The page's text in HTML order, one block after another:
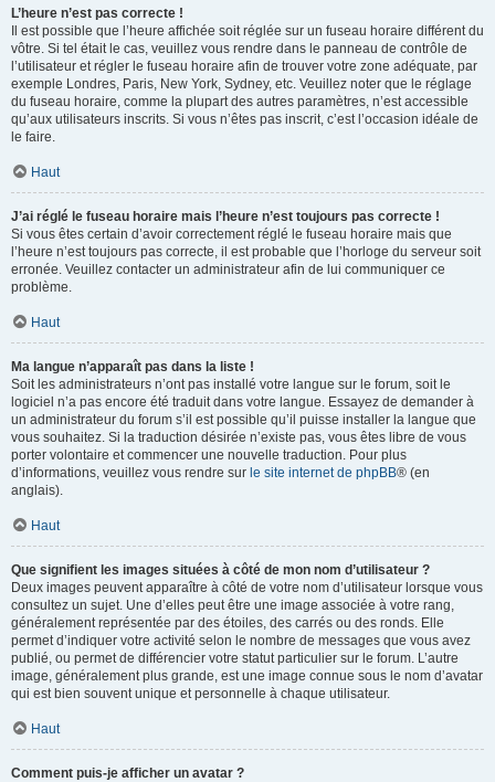
L’heure n’est pas correcte !
Il est possible que l’heure affichée soit réglée sur un fuseau horaire différent du
vôtre. Si tel était le cas, veuillez vous rendre dans le panneau de contrôle de
l’utilisateur et régler le fuseau horaire afin de trouver votre zone adéquate, par
exemple Londres, Paris, New York, Sydney, etc. Veuillez noter que le réglage
du fuseau horaire, comme la plupart des autres paramètres, n’est accessible
qu’aux utilisateurs inscrits. Si vous n’êtes pas inscrit, c’est l’occasion idéale de
le faire.
Haut
J’ai réglé le fuseau horaire mais l’heure n’est toujours pas correcte !
Si vous êtes certain d’avoir correctement réglé le fuseau horaire mais que
l’heure n’est toujours pas correcte, il est probable que l’horloge du serveur soit
erronée. Veuillez contacter un administrateur afin de lui communiquer ce
problème.
Haut
Ma langue n’apparaît pas dans la liste !
Soit les administrateurs n’ont pas installé votre langue sur le forum, soit le
logiciel n’a pas encore été traduit dans votre langue. Essayez de demander à
un administrateur du forum s’il est possible qu’il puisse installer la langue que
vous souhaitez. Si la traduction désirée n’existe pas, vous êtes libre de vous
porter volontaire et commencer une nouvelle traduction. Pour plus
d’informations, veuillez vous rendre sur le site internet de phpBB® (en
anglais).
Haut
Que signifient les images situées à côté de mon nom d’utilisateur ?
Deux images peuvent apparaître à côté de votre nom d’utilisateur lorsque vous
consultez un sujet. Une d’elles peut être une image associée à votre rang,
généralement représentée par des étoiles, des carrés ou des ronds. Elle
permet d’indiquer votre activité selon le nombre de messages que vous avez
publié, ou permet de différencier votre statut particulier sur le forum. L’autre
image, généralement plus grande, est une image connue sous le nom d’avatar
qui est bien souvent unique et personnelle à chaque utilisateur.
Haut
Comment puis-je afficher un avatar ?